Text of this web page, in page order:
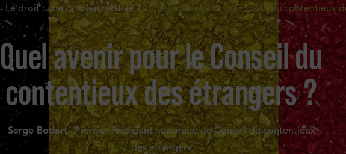
- Le droit : une donnée relative ? -Quel avenir pour le Conseil du contentieux
Quel avenir pour le Conseil du
contentieux des étrangers ?
Serge Bodart· Premier Président honoraire du Conseil du contentieux
des étrangers